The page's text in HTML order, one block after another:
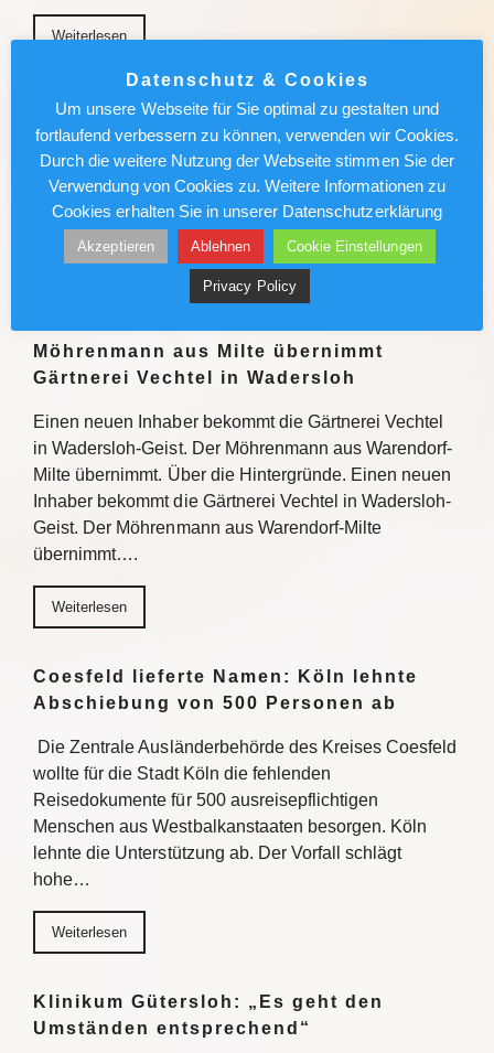
Weiterlesen
München News : Absolut sehenswert!
„Carmen“ im Deutschen Theater
Enrique Gasa Valga verbindet Bizet und Mérimée
überraschend und sinnlich zu temporeichem
Tanztheater Weiterlesen
Möhrenmann aus Milte übernimmt
Gärtnerei Vechtel in Wadersloh
Einen neuen Inhaber bekommt die Gärtnerei Vechtel
in Wadersloh-Geist. Der Möhrenmann aus Warendorf-
Milte übernimmt. Über die Hintergründe. Einen neuen
Inhaber bekommt die Gärtnerei Vechtel in Wadersloh-
Geist. Der Möhrenmann aus Warendorf-Milte
übernimmt….
Weiterlesen
Coesfeld lieferte Namen: Köln lehnte
Abschiebung von 500 Personen ab
Die Zentrale Ausländerbehörde des Kreises Coesfeld
wollte für die Stadt Köln die fehlenden
Reisedokumente für 500 ausreisepflichtigen
Menschen aus Westbalkanstaaten besorgen. Köln
lehnte die Unterstützung ab. Der Vorfall schlägt
hohe…
Weiterlesen
Klinikum Gütersloh: „Es geht den
Umständen entsprechend“
Datenschutz & Cookies
Um unsere Webseite für Sie optimal zu gestalten und
fortlaufend verbessern zu können, verwenden wir Cookies.
Durch die weitere Nutzung der Webseite stimmen Sie der
Verwendung von Cookies zu. Weitere Informationen zu
Cookies erhalten Sie in unserer Datenschutzerklärung
Akzeptieren Ablehnen Cookie Einstellungen
Privacy Policy